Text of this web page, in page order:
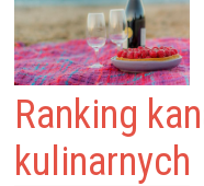
Ranking
kulinarnych